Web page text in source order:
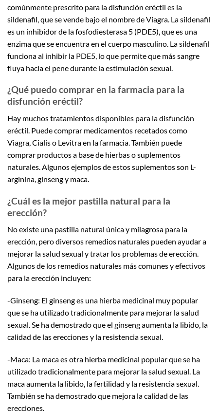
comúnmente prescrito para la disfunción eréctil es la
sildenafil, que se vende bajo el nombre de Viagra. La sildenafil
es un inhibidor de la fosfodiesterasa 5 (PDE5), que es una
enzima que se encuentra en el cuerpo masculino. La sildenafil
funciona al inhibir la PDE5, lo que permite que más sangre
fluya hacia el pene durante la estimulación sexual.
¿Qué puedo comprar en la farmacia para la
disfunción eréctil?
Hay muchos tratamientos disponibles para la disfunción
eréctil. Puede comprar medicamentos recetados como
Viagra, Cialis o Levitra en la farmacia. También puede
comprar productos a base de hierbas o suplementos
naturales. Algunos ejemplos de estos suplementos son L-
arginina, ginseng y maca.
¿Cuál es la mejor pastilla natural para la
erección?
No existe una pastilla natural única y milagrosa para la
erección, pero diversos remedios naturales pueden ayudar a
mejorar la salud sexual y tratar los problemas de erección.
Algunos de los remedios naturales más comunes y efectivos
para la erección incluyen:
-Ginseng: El ginseng es una hierba medicinal muy popular
que se ha utilizado tradicionalmente para mejorar la salud
sexual. Se ha demostrado que el ginseng aumenta la libido, la
calidad de las erecciones y la resistencia sexual.
-Maca: La maca es otra hierba medicinal popular que se ha
utilizado tradicionalmente para mejorar la salud sexual. La
maca aumenta la libido, la fertilidad y la resistencia sexual.
También se ha demostrado que mejora la calidad de las
erecciones.